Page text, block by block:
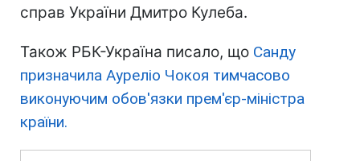
справ України Дмитро Кулеба.
Також РБК-Україна писало, що Санду
призначила Ауреліо Чокоя тимчасово
виконуючим обов'язки прем'єр-міністра
країни.